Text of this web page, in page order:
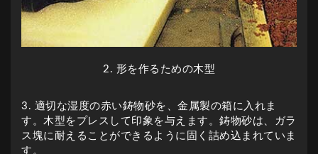
2. 形を作るための木型
3. 適切な湿度の赤い鋳物砂を、金属製の箱に入れま
す。木型をプレスして印象を与えます。鋳物砂は、ガラ
ス塊に耐えることができるように固く詰め込まれていま
す。